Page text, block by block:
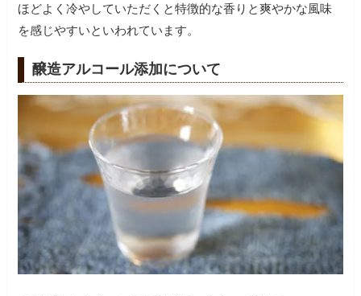
ほどよく冷やしていただくと特徴的な香りと爽やかな風味
を感じやすいといわれています。
醸造アルコール添加について